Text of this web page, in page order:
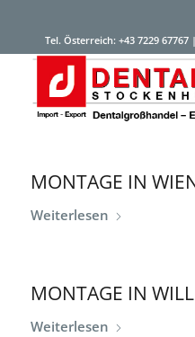
Tel. Österreich: +43 7229
MONTAGE IN
Weiterlesen
MONTAGE IN
Weiterlesen